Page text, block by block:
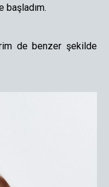
başladım.
de benzer şekilde